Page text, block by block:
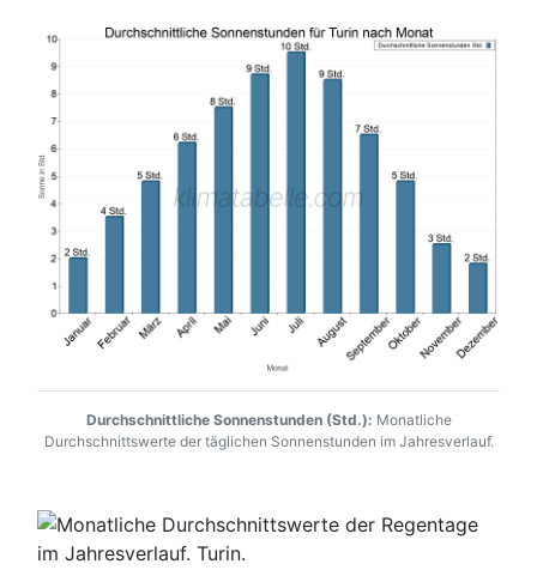
Durchschnittliche Sonnenstunden (Std.): Monatliche
Durchschnittswerte der täglichen Sonnenstunden im Jahresverlauf.